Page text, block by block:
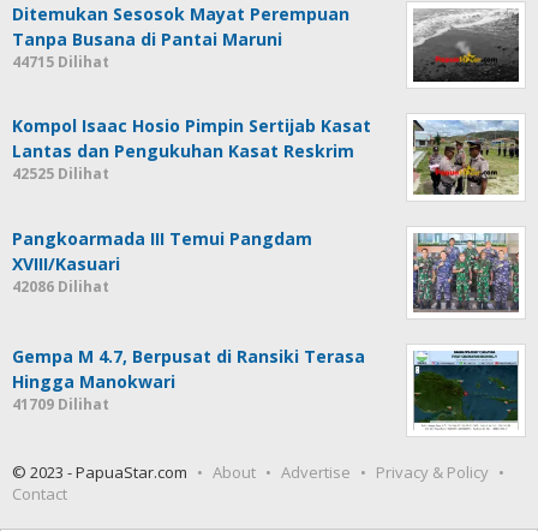
Ditemukan Sesosok Mayat Perempuan
Tanpa Busana di Pantai Maruni
44715 Dilihat
Kompol Isaac Hosio Pimpin Sertijab Kasat
Lantas dan Pengukuhan Kasat Reskrim
42525 Dilihat
Pangkoarmada III Temui Pangdam
XVIII/Kasuari
42086 Dilihat
Gempa M 4.7, Berpusat di Ransiki Terasa
Hingga Manokwari
41709 Dilihat
© 2023 - PapuaStar.com About Advertise
Privacy & Policy
Contact